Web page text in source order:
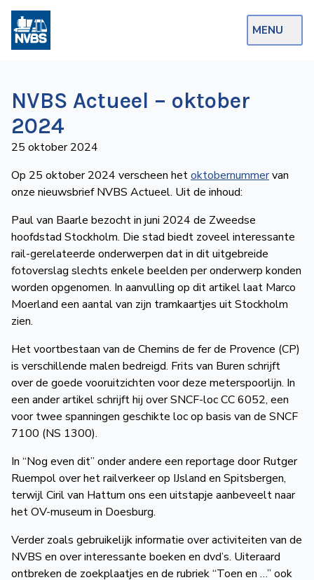
MENU
Op de Rails
NVBS Actueel
Afdelingen
Excursies
Actueel
Ons
aanbod
Over
de
NVBS
Wegwijzer
Mijn
NVBS
NVBS Actueel – oktober
2024
25 oktober 2024
Op 25 oktober 2024 verscheen hetoktobernummervan
onze nieuwsbrief NVBS Actueel. Uit de inhoud:
Paul van Baarle bezocht in juni 2024 de Zweedse
hoofdstad Stockholm. Die stad biedt zoveel interessante
rail-gerelateerde onderwerpen dat in dit uitgebreide
fotoverslag slechts enkele beelden per onderwerp konden
worden opgenomen. In aanvulling op dit artikel laat Marco
Moerland een aantal van zijn tram­kaartjes uit Stockholm
zien.
Het voortbestaan van de Chemins de fer de Provence (CP)
is verschillende malen bedreigd. Frits van Buren schrijft
over de goede vooruitzichten voor deze meter­spoorlijn. In
een ander artikel schrijft hij over SNCF-loc CC 6052, een
voor twee spanningen geschikte loc op basis van de SNCF
7100 (NS 1300).
In “Nog even dit” onder andere een reportage door Rutger
Ruempol over het railverkeer op IJsland en Spitsbergen,
terwijl Ciril van Hattum ons een uitstapje aanbeveelt naar
het OV-museum in Doesburg.
Verder zoals gebruikelijk informatie over activiteiten van de
NVBS en over interes­sante boeken en dvd’s. Uiteraard
ont­breken de zoekplaatjes en de rubriek “Toen en …” ook